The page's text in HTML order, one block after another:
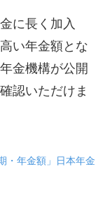
に長く加入
い年金額とな
金機構が公開
認いただけま
・年金額」日本年金